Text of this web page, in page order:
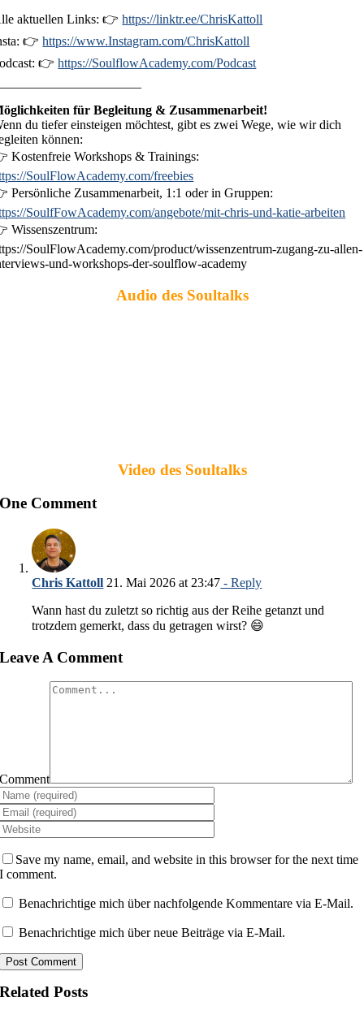
aktuellen Links: 👉https://linktr.ee/ChrisKattoll
👉https://www.Instagram.com/ChrisKattoll
👉https://SoulflowAcademy.com/Podcast
für Begleitung & Zusammenarbeit!
du tiefer einsteigen möchtest, gibt es zwei Wege, wie wir dich
können:
Kostenfreie Workshops & Trainings:
SoulFlowAcademy.com/freebies
Persönliche Zusammenarbeit, 1:1 oder in Gruppen:
SoulfFowAcademy.com/angebote/mit-chris-und-katie-arbeiten
Wissenszentrum:
SoulFlowAcademy.com/product/wissenzentrum-zugang-zu-allen-
und-workshops-der-soulflow-academy
Audio des Soultalks
Video des Soultalks
One Comment
Chris Kattoll 21. Mai 2026 at 23:47 - Reply
Wann hast du zuletzt so richtig aus der Reihe getanzt und
trotzdem gemerkt, dass du getragen wirst? 😄
Leave A Comment
Comment
Save my name, email, and website in this browser for the next time
I comment.
Benachrichtige mich über nachfolgende Kommentare via E-Mail.
Benachrichtige mich über neue Beiträge via E-Mail.
Related Posts